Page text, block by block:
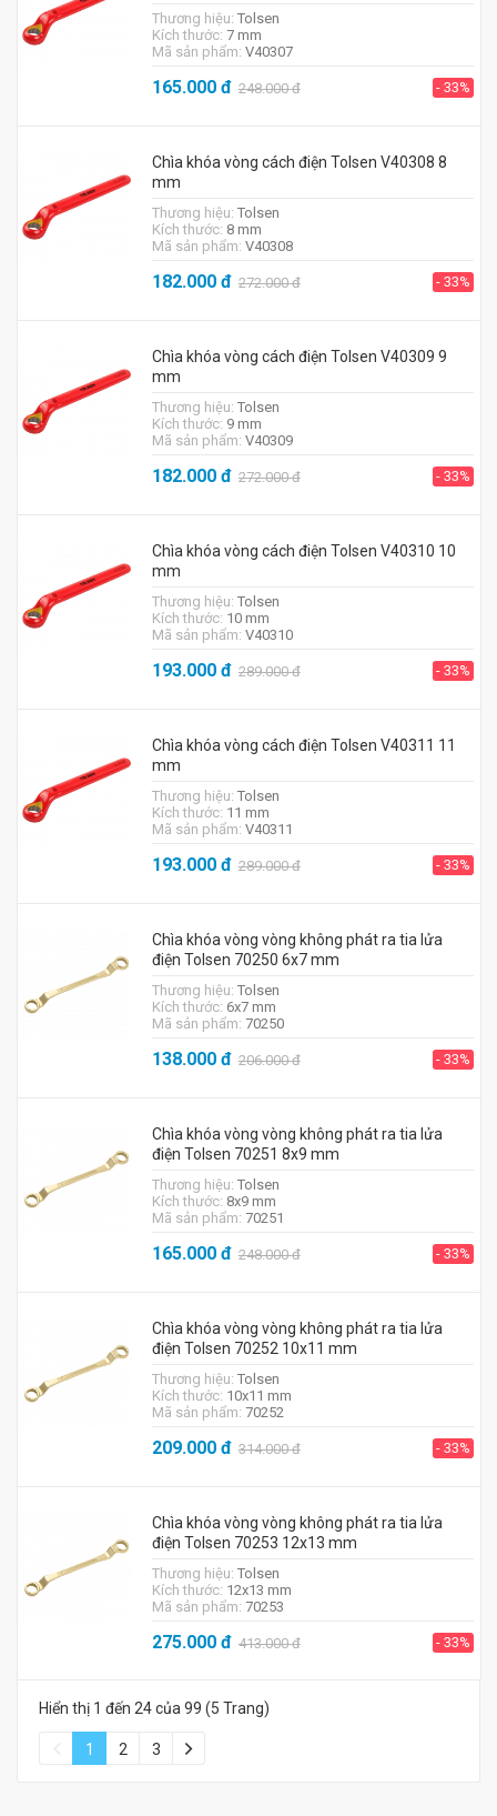
Thương hiệu: Tolsen
Kích thước: 7 mm
Mã sản phẩm: V40307
165.000đ 248.000đ - 33%
Chìa khóa vòng cách điện Tolsen V40308 8
mm
Thương hiệu: Tolsen
Kích thước: 8 mm
Mã sản phẩm: V40308
182.000đ 272.000đ - 33%
Chìa khóa vòng cách điện Tolsen V40309 9
mm
Thương hiệu: Tolsen
Kích thước: 9 mm
Mã sản phẩm: V40309
182.000đ 272.000đ - 33%
Chìa khóa vòng cách điện Tolsen V40310 10
mm
Thương hiệu: Tolsen
Kích thước: 10 mm
Mã sản phẩm: V40310
193.000đ 289.000đ - 33%
Chìa khóa vòng cách điện Tolsen V40311 11
mm
Thương hiệu: Tolsen
Kích thước: 11 mm
Mã sản phẩm: V40311
193.000đ 289.000đ - 33%
Chìa khóa vòng vòng không phát ra tia lửa
điện Tolsen 70250 6x7 mm
Thương hiệu: Tolsen
Kích thước: 6x7 mm
Mã sản phẩm: 70250
138.000đ 206.000đ - 33%
Chìa khóa vòng vòng không phát ra tia lửa
điện Tolsen 70251 8x9 mm
Thương hiệu: Tolsen
Kích thước: 8x9 mm
Mã sản phẩm: 70251
165.000đ 248.000đ - 33%
Chìa khóa vòng vòng không phát ra tia lửa
điện Tolsen 70252 10x11 mm
Thương hiệu: Tolsen
Kích thước: 10x11 mm
Mã sản phẩm: 70252
209.000đ 314.000đ - 33%
Chìa khóa vòng vòng không phát ra tia lửa
điện Tolsen 70253 12x13 mm
Thương hiệu: Tolsen
Kích thước: 12x13 mm
Mã sản phẩm: 70253
275.000đ 413.000đ - 33%
Hiển thị 1 đến 24 của 99 (5 Trang)
1 2 3